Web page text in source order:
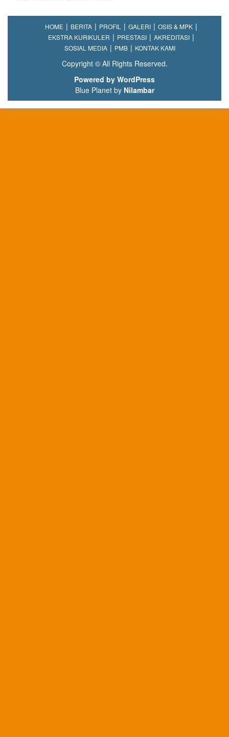
HOME BERITA PROFIL GALERI
OSIS & MPK
EKSTRA KURIKULER
PRESTASI
AKREDITASI
SOSIAL MEDIA
PMB KONTAK KAMI
Copyright © All Rights Reserved.
Powered by WordPress
Blue Planet by Nilambar